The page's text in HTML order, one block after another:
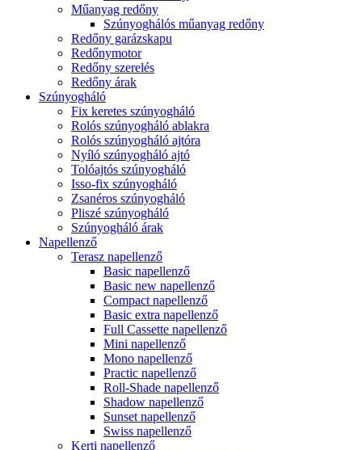
Műanyag redőny
Szúnyoghálós műanyag redőny
Redőny garázskapu
Redőnymotor
Redőny szerelés
Redőny árak
Szúnyogháló
Fix keretes szúnyogháló
Rolós szúnyogháló ablakra
Rolós szúnyogháló ajtóra
Nyíló szúnyogháló ajtó
Tolóajtós szúnyogháló
Isso-fix szúnyogháló
Zsanéros szúnyogháló
Pliszé szúnyogháló
Szúnyogháló árak
Napellenző
Terasz napellenző
Basic napellenző
Basic new napellenző
Compact napellenző
Basic extra napellenző
Full Cassette napellenző
Mini napellenző
Mono napellenző
Practic napellenző
Roll-Shade napellenző
Shadow napellenző
Sunset napellenző
Swiss napellenző
Kerti napellenző